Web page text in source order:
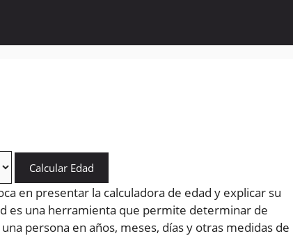
Calcular Edad
en presentar la calculadora de edad y explicar su
es una herramienta que permite determinar de
persona en años, meses, días y otras medidas de